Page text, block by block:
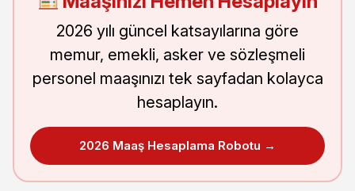
2026 yılı güncel katsayılarına göre
memur, emekli, asker ve sözleşmeli
personel maaşınızı tek sayfadan kolayca
hesaplayın.
2026 Maaş Hesaplama Robotu →